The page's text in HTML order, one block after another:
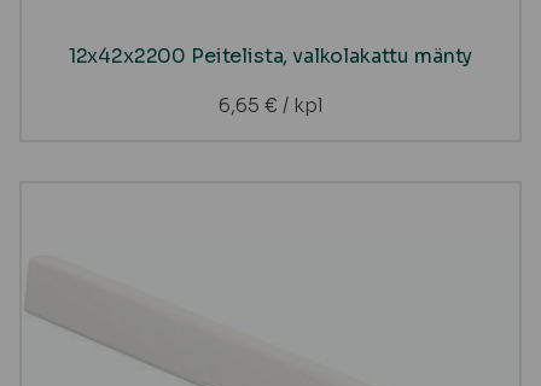
12x42x2200 Peitelista, valkolakattu mänty
6,65 € / kpl